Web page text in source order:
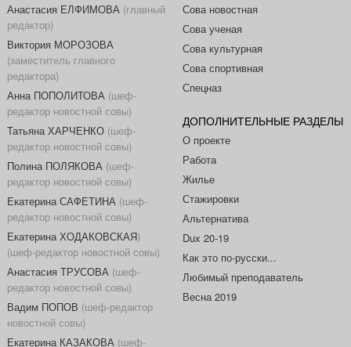
Анастасия ЕЛФИМОВА (главный
редактор)
Виктория МОРОЗОВА
(заместитель главного
редактора)
Анна ПОПОЛИТОВА (шеф-
редактор новостной совы)
Татьяна ХАРЧЕНКО(шеф-
редактор новостной совы)
Полина ПОЛЯКОВА (шеф-
редактор новостной совы)
Екатерина САФЕТИНА (шеф-
редактор новостной совы)
Екатерина ХОДАКОВСКАЯ)
(шеф-редактор новостной совы)
Анастасия ТРУСОВА (шеф-
редактор новостной совы)
Вадим ПОПОВ (шеф-редактор
новостной совы)
Екатерина КАЗАКОВА (шеф-
Сова новостная
Сова ученая
Сова культурная
Сова спортивная
Спецназ
ДОПОЛНИТЕЛЬНЫЕ РАЗДЕЛЫ
О проекте
Работа
Жилье
Стажировки
Альтернатива
Dux 20-19
Как это по-русски...
Любимый преподаватель
Весна 2019